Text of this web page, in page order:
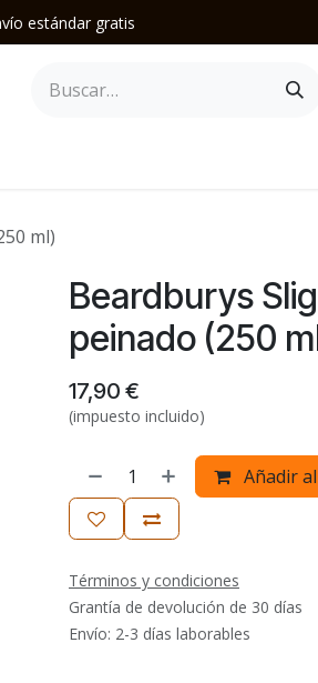
estándar gratis
ml)
Beardburys
peinado (250
17,90 €
(impuesto incluido)
Añadir
Términos y condiciones
Grantía de devolución de 30 días
Envío: 2-3 días laborables